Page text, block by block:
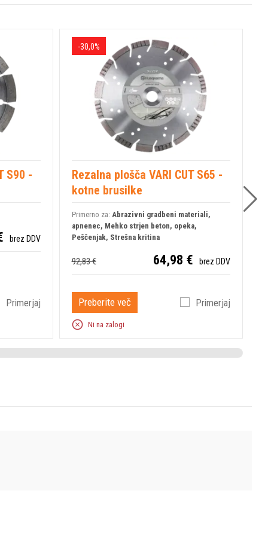
S90 -
brez DDV
Primerjaj
-30,0%
Rezalna plošča VARI CUT S65 -
kotne brusilke
Primerno za: Abrazivni gradbeni materiali,
apnenec, Mehko strjen beton, opeka,
Peščenjak, Strešna kritina
92,83 € 64,98 € brez DDV
Preberite več Primerjaj
Ni na zalogi